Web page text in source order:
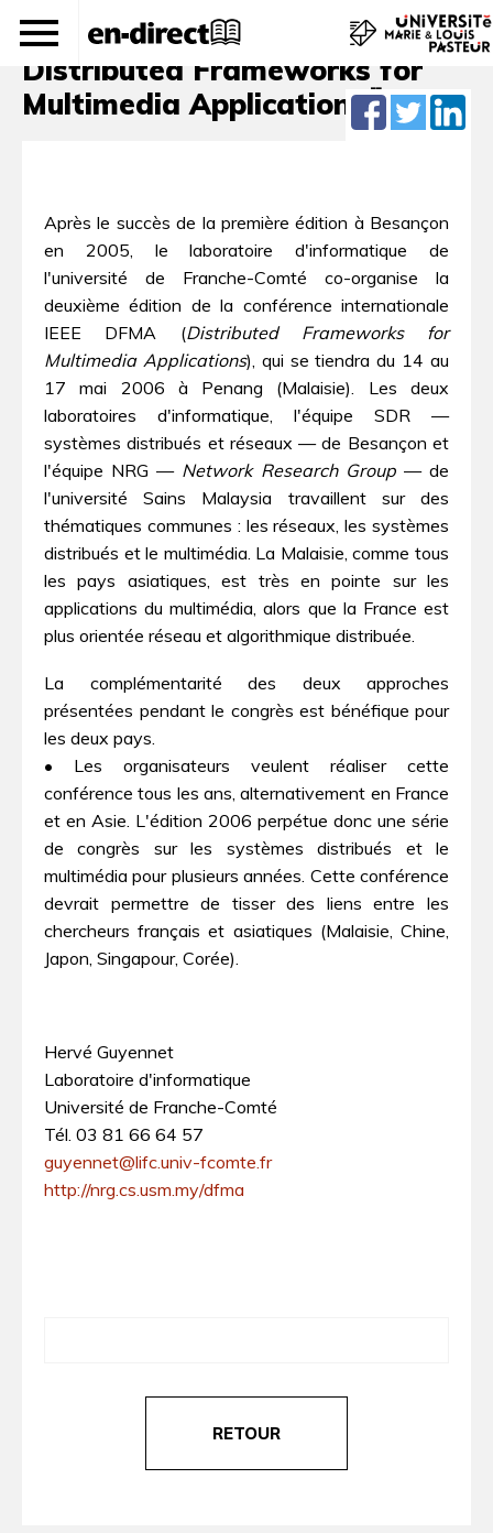
Conférence internationale
Distributed Frameworks for
Multimedia ApplicationsŸ
Après le succès de la première édition à Besançon
en 2005, le laboratoire d'informatique de
l'université de Franche-Comté co-organise la
deuxième édition de la conférence internationale
IEEE DFMA (Distributed Frameworks for
Multimedia Applications), qui se tiendra du 14 au
17 mai 2006 à Penang (Malaisie). Les deux
laboratoires d'informatique, l'équipe SDR —
systèmes distribués et réseaux — de Besançon et
l'équipe NRG — Network Research Group— de
l'université Sains Malaysia travaillent sur des
thématiques communes : les réseaux, les systèmes
distribués et le multimédia. La Malaisie, comme tous
les pays asiatiques, est très en pointe sur les
applications du multimédia, alors que la France est
plus orientée réseau et algorithmique distribuée.
La complémentarité des deux approches
présentées pendant le congrès est bénéfique pour
les deux pays.
• Les organisateurs veulent réaliser cette
conférence tous les ans, alternativement en France
et en Asie. L'édition 2006 perpétue donc une série
de congrès sur les systèmes distribués et le
multimédia pour plusieurs années. Cette conférence
devrait permettre de tisser des liens entre les
chercheurs français et asiatiques (Malaisie, Chine,
Japon, Singapour, Corée).
Hervé Guyennet
Laboratoire d'informatique
Université de Franche-Comté
Tél. 03 81 66 64 57
guyennet@lifc.univ-fcomte.fr
http://nrg.cs.usm.my/dfma
RETOUR